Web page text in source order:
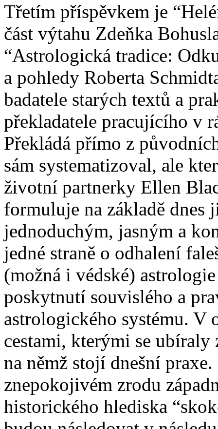
Třetím příspěvkem je
část výtahu Zdeňka
“Astrologická tradice:
a pohledy Roberta
badatele starých textů a
překladatele pracujícího v
Překládá přímo z
sám systematizoval, ale
životní partnerky Ellen
formuluje na základě
jednoduchým, jasným a
jedné straně o odhalení
(možná i védské)
poskytnutí souvislého a
astrologického systému. V
cestami, kterými se
na němž stojí dnešní
znepokojivém zrodu
historického hlediska